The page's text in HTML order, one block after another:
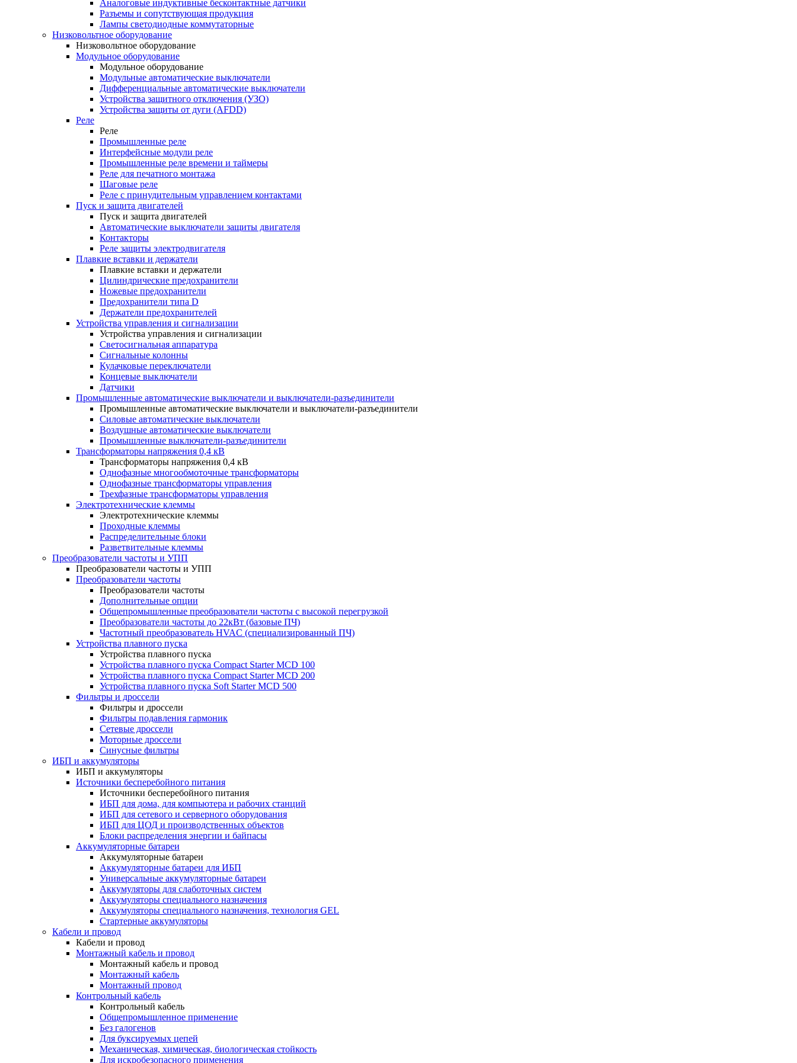
Аналоговые индуктивные бесконтактные датчики
Разъемы и сопутствующая продукция
Лампы светодиодные коммутаторные
Низковольтное оборудование
Низковольтное оборудование
Модульное оборудование
Модульное оборудование
Модульные автоматические выключатели
Дифференциальные автоматические выключатели
Устройства защитного отключения (УЗО)
Устройства защиты от дуги (AFDD)
Реле
Реле
Промышленные реле
Интерфейсные модули реле
Промышленные реле времени и таймеры
Реле для печатного монтажа
Шаговые реле
Реле с принудительным управлением контактами
Пуск и защита двигателей
Пуск и защита двигателей
Автоматические выключатели защиты двигателя
Контакторы
Реле защиты электродвигателя
Плавкие вставки и держатели
Плавкие вставки и держатели
Цилиндрические предохранители
Ножевые предохранители
Предохранители типа D
Держатели предохранителей
Устройства управления и сигнализации
Устройства управления и сигнализации
Светосигнальная аппаратура
Сигнальные колонны
Кулачковые переключатели
Концевые выключатели
Датчики
Промышленные автоматические выключатели и выключатели-разъединители
Промышленные автоматические выключатели и выключатели-разъединители
Силовые автоматические выключатели
Воздушные автоматические выключатели
Промышленные выключатели-разъединители
Трансформаторы напряжения 0,4 кВ
Трансформаторы напряжения 0,4 кВ
Однофазные многообмоточные трансформаторы
Однофазные трансформаторы управления
Трехфазные трансформаторы управления
Электротехнические клеммы
Электротехнические клеммы
Проходные клеммы
Распределительные блоки
Разветвительные клеммы
Преобразователи частоты и УПП
Преобразователи частоты и УПП
Преобразователи частоты
Преобразователи частоты
Дополнительные опции
Общепромышленные преобразователи частоты с высокой перегрузкой
Преобразователи частоты до 22кВт (базовые ПЧ)
Частотный преобразователь HVAC (специализированный ПЧ)
Устройства плавного пуска
Устройства плавного пуска
Устройства плавного пуска Compact Starter MCD 100
Устройства плавного пуска Compact Starter MCD 200
Устройства плавного пуска Soft Starter MCD 500
Фильтры и дроссели
Фильтры и дроссели
Фильтры подавления гармоник
Сетевые дроссели
Моторные дроссели
Синусные фильтры
ИБП и аккумуляторы
ИБП и аккумуляторы
Источники бесперебойного питания
Источники бесперебойного питания
ИБП для дома, для компьютера и рабочих станций
ИБП для сетевого и серверного оборудования
ИБП для ЦОД и производственных объектов
Блоки распределения энергии и байпасы
Аккумуляторные батареи
Аккумуляторные батареи
Аккумуляторные батареи для ИБП
Универсальные аккумуляторные батареи
Аккумуляторы для слаботочных систем
Аккумуляторы специального назначения
Аккумуляторы специального назначения, технология GEL
Стартерные аккумуляторы
Кабели и провод
Кабели и провод
Монтажный кабель и провод
Монтажный кабель и провод
Монтажный кабель
Монтажный провод
Контрольный кабель
Контрольный кабель
Общепромышленное применение
Без галогенов
Для буксируемых цепей
Механическая, химическая, биологическая стойкость
Для искробезопасного применения